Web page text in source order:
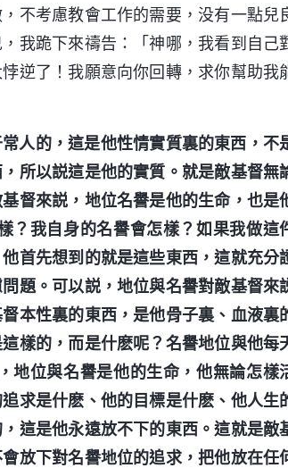
不考慮教會工作的需要，没有一點兒
我跪下來禱告：「神哪，我看到自己
逆了！我願意向你回轉，求你幫助我
人的，這是他性情實質裏的東西，不
所以説這是他的實質。就是敵基督無
督來説，地位名譽是他的生命，也是
？我自身的名譽會怎樣？如果我做這
首先想到的就是這些東西，這就充分
題。可以説，地位與名譽對敵基督來
本性裏的東西，是他骨子裏、血液裏
樣的，而是什麽呢？名譽地位與他每
地位與名譽是他的生命，他無論怎樣
求是什麽、他的目標是什麽、他人生
這是他永遠放不下的東西。這就是敵
放下對名譽地位的追求，把他放在任